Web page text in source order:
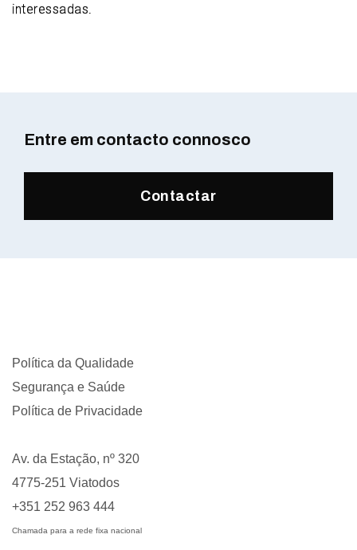
interessadas.
Entre em contacto connosco
Contactar
Política da Qualidade
Segurança e Saúde
Política de Privacidade
Av. da Estação, nº 320
4775-251 Viatodos
+351 252 963 444
Chamada para a rede fixa nacional